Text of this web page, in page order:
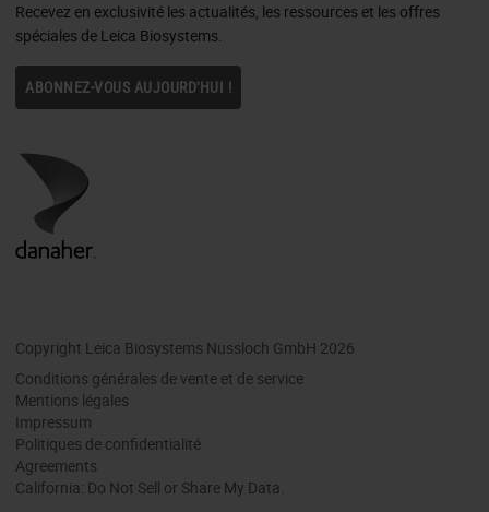
Recevez en exclusivité les actualités, les ressources et les offres
spéciales de Leica Biosystems.
ABONNEZ-VOUS AUJOURD'HUI !
Copyright Leica Biosystems Nussloch GmbH 2026
Conditions générales de vente et de service
Mentions légales
Impressum
Politiques de confidentialité
Agreements
California: Do Not Sell or Share My Data.